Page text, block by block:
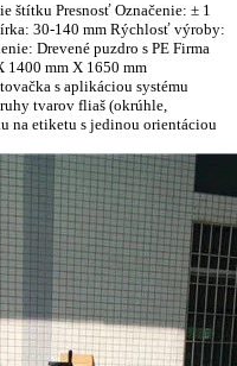
štítku Presnosť Označenie: ± 1
30-140 mm Rýchlosť výroby:
Drevené puzdro s PE Firma
1400 mm X 1650 mm
s aplikáciou systému
tvarov fliaš (okrúhle,
na etiketu s jedinou orientáciou